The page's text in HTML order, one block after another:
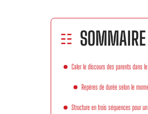
SOMMAIRE
Caler le discours des parents dans
Repères de durée selon le
Structure en trois séquences pour